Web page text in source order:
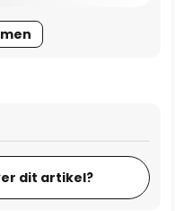
dit artikel?